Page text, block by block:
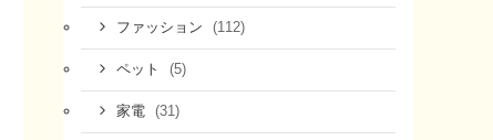
ファッション (112)
ペット (5)
家電 (31)